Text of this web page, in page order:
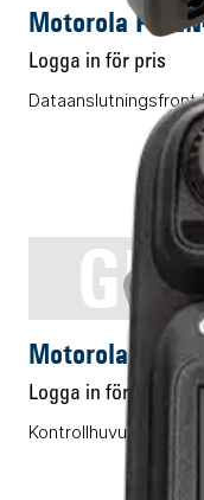
Motorola
Logga in för pris
Dataanslutningsfront
Motorola
Logga in för pris
Kontrollhuvud för